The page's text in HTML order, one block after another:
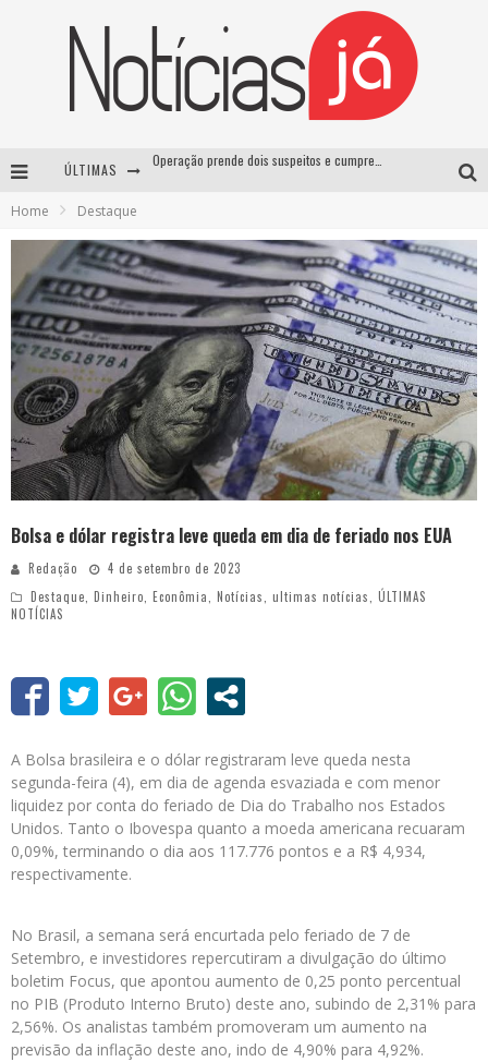
ÚLTIMAS Casamento de Davi Brito e Emilly Araújo está marcado para setembro e deve custar cerca de R$ 2 milhões
Operação prende dois suspeitos e cumpre mandados contra organização criminosa em Cajazeiras
Operação prende dois suspeitos e cumpre mandados contra organização criminosa em Cajazeiras
Home Destaque
Bolsa e dólar registra leve queda em dia de feriado nos EUA
Redação
4 de setembro de 2023
Destaque Dinheiro Econômia Notícias ultimas notícias
ÚLTIMAS
NOTÍCIAS
A Bolsa brasileira e o dólar registraram leve queda nesta
segunda-feira (4), em dia de agenda esvaziada e com menor
liquidez por conta do feriado de Dia do Trabalho nos Estados
Unidos. Tanto o Ibovespa quanto a moeda americana recuaram
0,09%, terminando o dia aos 117.776 pontos e a R$ 4,934,
respectivamente.
No Brasil, a semana será encurtada pelo feriado de 7 de
Setembro, e investidores repercutiram a divulgação do último
boletim Focus, que apontou aumento de 0,25 ponto percentual
no PIB (Produto Interno Bruto) deste ano, subindo de 2,31% para
2,56%. Os analistas também promoveram um aumento na
previsão da inflação deste ano, indo de 4,90% para 4,92%.